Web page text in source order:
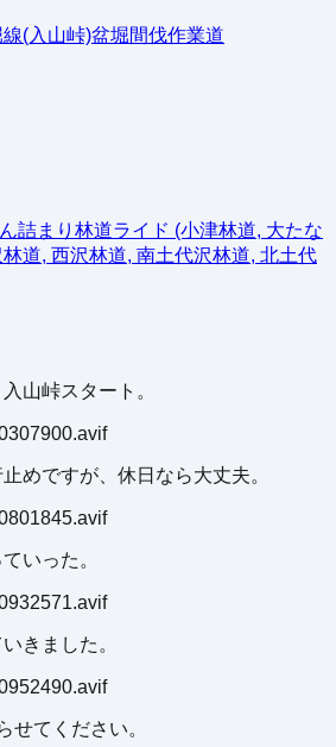
(入山峠)盆堀間伐作業道
詰まり林道ライド (小津林道, 大たな
道, 西沢林道, 南土代沢林道, 北土代
山峠スタート。
めですが、休日なら大丈夫。
いった。
きました。
せてください。